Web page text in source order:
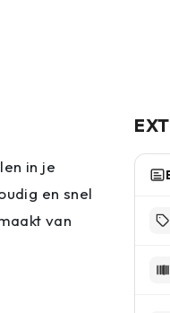
in je
en snel
van